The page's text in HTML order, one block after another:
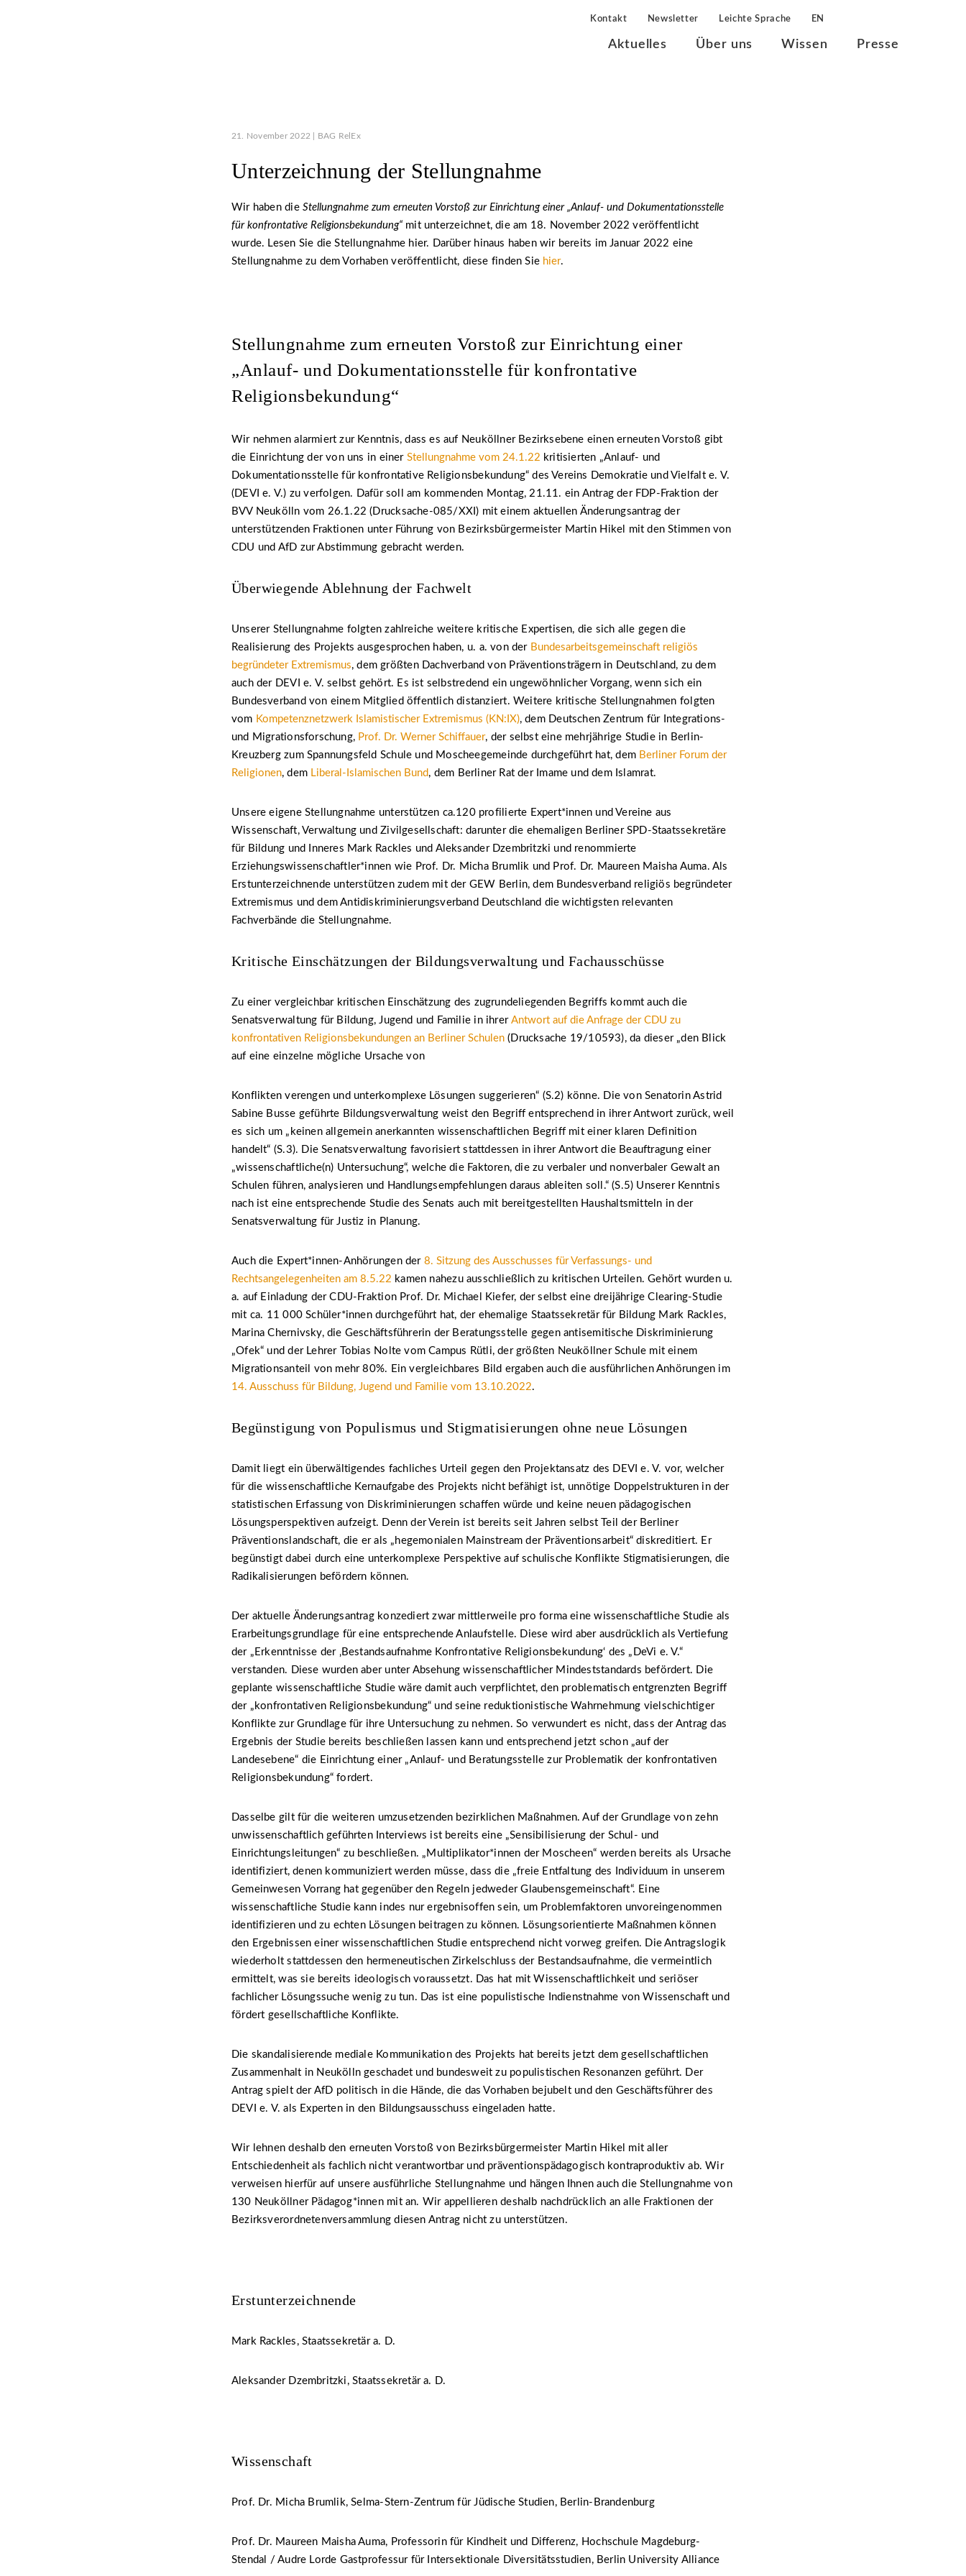
Kontakt Newsletter Leichte Sprache EN
Aktuelles Über uns Wissen Presse
21. November 2022 | BAG RelEx
Unterzeichnung der Stellungnahme
Wir haben die Stellungnahme zum erneuten Vorstoß zur Einrichtung einer „Anlauf- und Dokumentationsstelle
für konfrontative Religionsbekundung“ mit unterzeichnet, die am 18. November 2022 veröffentlicht
wurde. Lesen Sie die Stellungnahme hier. Darüber hinaus haben wir bereits im Januar 2022 eine
Stellungnahme zu dem Vorhaben veröffentlicht, diese finden Sie hier.
Stellungnahme zum erneuten Vorstoß zur Einrichtung einer
„Anlauf- und Dokumentationsstelle für konfrontative
Religionsbekundung“
Wir nehmen alarmiert zur Kenntnis, dass es auf Neuköllner Bezirksebene einen erneuten Vorstoß gibt
die Einrichtung der von uns in einer Stellungnahme vom 24.1.22 kritisierten „Anlauf- und
Dokumentationsstelle für konfrontative Religionsbekundung“ des Vereins Demokratie und Vielfalt e. V.
(DEVI e. V.) zu verfolgen. Dafür soll am kommenden Montag, 21.11. ein Antrag der FDP-Fraktion der
BVV Neukölln vom 26.1.22 (Drucksache-085/XXI) mit einem aktuellen Änderungsantrag der
unterstützenden Fraktionen unter Führung von Bezirksbürgermeister Martin Hikel mit den Stimmen von
CDU und AfD zur Abstimmung gebracht werden.
Überwiegende Ablehnung der Fachwelt
Unserer Stellungnahme folgten zahlreiche weitere kritische Expertisen, die sich alle gegen die
Realisierung des Projekts ausgesprochen haben, u. a. von der Bundesarbeitsgemeinschaft religiös
begründeter Extremismus, dem größten Dachverband von Präventionsträgern in Deutschland, zu dem
auch der DEVI e. V. selbst gehört. Es ist selbstredend ein ungewöhnlicher Vorgang, wenn sich ein
Bundesverband von einem Mitglied öffentlich distanziert. Weitere kritische Stellungnahmen folgten
vom Kompetenznetzwerk Islamistischer Extremismus (KN:IX), dem Deutschen Zentrum für Integrations-
und Migrationsforschung, Prof. Dr. Werner Schiﬀauer, der selbst eine mehrjährige Studie in Berlin-
Kreuzberg zum Spannungsfeld Schule und Moscheegemeinde durchgeführt hat, dem Berliner Forum der
Religionen, dem Liberal-Islamischen Bund, dem Berliner Rat der Imame und dem Islamrat.
Unsere eigene Stellungnahme unterstützen ca.120 profilierte Expert*innen und Vereine aus
Wissenschaft, Verwaltung und Zivilgesellschaft: darunter die ehemaligen Berliner SPD-Staatssekretäre
für Bildung und Inneres Mark Rackles und Aleksander Dzembritzki und renommierte
Erziehungswissenschaftler*innen wie Prof. Dr. Micha Brumlik und Prof. Dr. Maureen Maisha Auma. Als
Erstunterzeichnende unterstützen zudem mit der GEW Berlin, dem Bundesverband religiös begründeter
Extremismus und dem Antidiskriminierungsverband Deutschland die wichtigsten relevanten
Fachverbände die Stellungnahme.
Kritische Einschätzungen der Bildungsverwaltung und Fachausschüsse
Zu einer vergleichbar kritischen Einschätzung des zugrundeliegenden Begriffs kommt auch die
Senatsverwaltung für Bildung, Jugend und Familie in ihrerAntwort auf die Anfrage der CDU zu
konfrontativen Religionsbekundungen an Berliner Schulen (Drucksache 19/10593), da dieser „den Blick
auf eine einzelne mögliche Ursache von
Konflikten verengen und unterkomplexe Lösungen suggerieren“ (S.2) könne. Die von Senatorin Astrid
Sabine Busse geführte Bildungsverwaltung weist den Begriff entsprechend in ihrer Antwort zurück, weil
es sich um „keinen allgemein anerkannten wissenschaftlichen Begriff mit einer klaren Definition
handelt“ (S.3). Die Senatsverwaltung favorisiert stattdessen in ihrer Antwort die Beauftragung einer
„wissenschaftliche(n) Untersuchung“, welche die Faktoren, die zu verbaler und nonverbaler Gewalt an
Schulen führen, analysieren und Handlungsempfehlungen daraus ableiten soll.“ (S.5) Unserer Kenntnis
nach ist eine entsprechende Studie des Senats auch mit bereitgestellten Haushaltsmitteln in der
Senatsverwaltung für Justiz in Planung.
Auch die Expert*innen-Anhörungen der 8. Sitzung des Ausschusses für Verfassungs- und
Rechtsangelegenheiten am 8.5.22 kamen nahezu ausschließlich zu kritischen Urteilen. Gehört wurden u.
a. auf Einladung der CDU-Fraktion Prof. Dr. Michael Kiefer, der selbst eine dreijährige Clearing-Studie
mit ca. 11 000 Schüler*innen durchgeführt hat, der ehemalige Staatssekretär für Bildung Mark Rackles,
Marina Chernivsky, die Geschäftsführerin der Beratungsstelle gegen antisemitische Diskriminierung
„Ofek“ und der Lehrer Tobias Nolte vom Campus Rütli, der größten Neuköllner Schule mit einem
Migrationsanteil von mehr 80%. Ein vergleichbares Bild ergaben auch die ausführlichen Anhörungen im
14. Ausschuss für Bildung, Jugend und Familie vom 13.10.2022.
Begünstigung von Populismus und Stigmatisierungen ohne neue Lösungen
Damit liegt ein überwältigendes fachliches Urteil gegen den Projektansatz des DEVI e. V. vor, welcher
für die wissenschaftliche Kernaufgabe des Projekts nicht befähigt ist, unnötige Doppelstrukturen in der
statistischen Erfassung von Diskriminierungen schaffen würde und keine neuen pädagogischen
Lösungsperspektiven aufzeigt. Denn der Verein ist bereits seit Jahren selbst Teil der Berliner
Präventionslandschaft, die er als „hegemonialen Mainstream der Präventionsarbeit“ diskreditiert. Er
begünstigt dabei durch eine unterkomplexe Perspektive auf schulische Konflikte Stigmatisierungen, die
Radikalisierungen befördern können.
Der aktuelle Änderungsantrag konzediert zwar mittlerweile pro forma eine wissenschaftliche Studie als
Erarbeitungsgrundlage für eine entsprechende Anlaufstelle. Diese wird aber ausdrücklich als Vertiefung
der „Erkenntnisse der ‚Bestandsaufnahme Konfrontative Religionsbekundung‘ des „DeVi e. V.“
verstanden. Diese wurden aber unter Absehung wissenschaftlicher Mindeststandards befördert. Die
geplante wissenschaftliche Studie wäre damit auch verpflichtet, den problematisch entgrenzten Begriff
der „konfrontativen Religionsbekundung“ und seine reduktionistische Wahrnehmung vielschichtiger
Konflikte zur Grundlage für ihre Untersuchung zu nehmen. So verwundert es nicht, dass der Antrag das
Ergebnis der Studie bereits beschließen lassen kann und entsprechend jetzt schon „auf der
Landesebene“ die Einrichtung einer „Anlauf- und Beratungsstelle zur Problematik der konfrontativen
Religionsbekundung“ fordert.
Dasselbe gilt für die weiteren umzusetzenden bezirklichen Maßnahmen. Auf der Grundlage von zehn
unwissenschaftlich geführten Interviews ist bereits eine „Sensibilisierung der Schul- und
Einrichtungsleitungen“ zu beschließen. „Multiplikator*innen der Moscheen“ werden bereits als Ursache
identifiziert, denen kommuniziert werden müsse, dass die „freie Entfaltung des Individuum in unserem
Gemeinwesen Vorrang hat gegenüber den Regeln jedweder Glaubensgemeinschaft“. Eine
wissenschaftliche Studie kann indes nur ergebnisoffen sein, um Problemfaktoren unvoreingenommen
identifizieren und zu echten Lösungen beitragen zu können. Lösungsorientierte Maßnahmen können
den Ergebnissen einer wissenschaftlichen Studie entsprechend nicht vorweg greifen. Die Antragslogik
wiederholt stattdessen den hermeneutischen Zirkelschluss der Bestandsaufnahme, die vermeintlich
ermittelt, was sie bereits ideologisch voraussetzt. Das hat mit Wissenschaftlichkeit und seriöser
fachlicher Lösungssuche wenig zu tun. Das ist eine populistische Indienstnahme von Wissenschaft und
fördert gesellschaftliche Konflikte.
Die skandalisierende mediale Kommunikation des Projekts hat bereits jetzt dem gesellschaftlichen
Zusammenhalt in Neukölln geschadet und bundesweit zu populistischen Resonanzen geführt. Der
Antrag spielt der AfD politisch in die Hände, die das Vorhaben bejubelt und den Geschäftsführer des
DEVI e. V. als Experten in den Bildungsausschuss eingeladen hatte.
Wir lehnen deshalb den erneuten Vorstoß von Bezirksbürgermeister Martin Hikel mit aller
Entschiedenheit als fachlich nicht verantwortbar und präventionspädagogisch kontraproduktiv ab. Wir
verweisen hierfür auf unsere ausführliche Stellungnahme und hängen Ihnen auch die Stellungnahme von
130 Neuköllner Pädagog*innen mit an. Wir appellieren deshalb nachdrücklich an alle Fraktionen der
Bezirksverordnetenversammlung diesen Antrag nicht zu unterstützen.
Erstunterzeichnende
Mark Rackles, Staatssekretär a. D.
Aleksander Dzembritzki, Staatssekretär a. D.
Wissenschaft
Prof. Dr. Micha Brumlik, Selma-Stern-Zentrum für Jüdische Studien, Berlin-Brandenburg
Prof. Dr. Maureen Maisha Auma, Professorin für Kindheit und Differenz, Hochschule Magdeburg-
Stendal / Audre Lorde Gastprofessur für Intersektionale Diversitätsstudien, Berlin University Alliance